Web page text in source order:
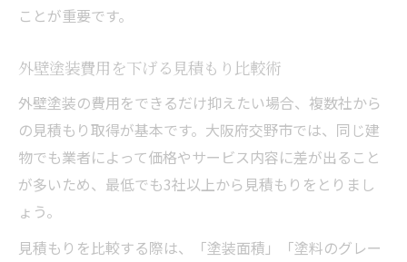
ことが重要です。
外壁塗装費用を下げる見積もり比較術
外壁塗装の費用をできるだけ抑えたい場合、複数社から
の見積もり取得が基本です。大阪府交野市では、同じ建
物でも業者によって価格やサービス内容に差が出ること
が多いため、最低でも3社以上から見積もりをとりまし
ょう。
見積もりを比較する際は、「塗装面積」「塗料のグレー